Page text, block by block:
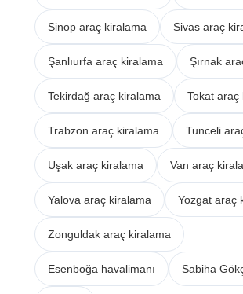
Sinop araç kiralama Sivas araç
Şanlıurfa araç kiralama Şırnak
Tekirdağ araç kiralama Tokat araç
Trabzon araç kiralama Tunceli
Uşak araç kiralama Van araç
Yalova araç kiralama Yozgat araç
Zonguldak araç kiralama
Esenboğa havalimanı Sabiha